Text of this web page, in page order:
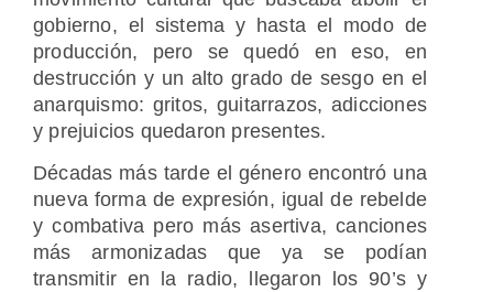
gobierno, el sistema y hasta el modo de
producción, pero se quedó en eso, en
destrucción y un alto grado de sesgo en el
anarquismo: gritos, guitarrazos, adicciones
y prejuicios quedaron presentes.
Décadas más tarde el género encontró una
nueva forma de expresión, igual de rebelde
y combativa pero más asertiva, canciones
más armonizadas que ya se podían
transmitir en la radio, llegaron los 90’s y